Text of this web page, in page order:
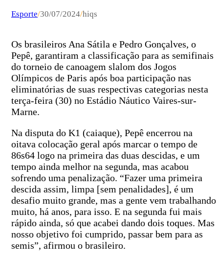
Esporte/30/07/2024/hiqs
Os brasileiros Ana Sátila e Pedro Gonçalves, o
Pepê, garantiram a classificação para as semifinais
do torneio de canoagem slalom dos Jogos
Olímpicos de Paris após boa participação nas
eliminatórias de suas respectivas categorias nesta
terça-feira (30) no Estádio Náutico Vaires-sur-
Marne.
Na disputa do K1 (caiaque), Pepê encerrou na
oitava colocação geral após marcar o tempo de
86s64 logo na primeira das duas descidas, e um
tempo ainda melhor na segunda, mas acabou
sofrendo uma penalização. “Fazer uma primeira
descida assim, limpa [sem penalidades], é um
desafio muito grande, mas a gente vem trabalhando
muito, há anos, para isso. E na segunda fui mais
rápido ainda, só que acabei dando dois toques. Mas
nosso objetivo foi cumprido, passar bem para as
semis”, afirmou o brasileiro.